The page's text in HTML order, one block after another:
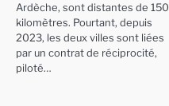
Ardèche, sont distantes de 150
kilomètres. Pourtant, depuis
2023, les deux villes sont liées
par un contrat de réciprocité,
piloté…